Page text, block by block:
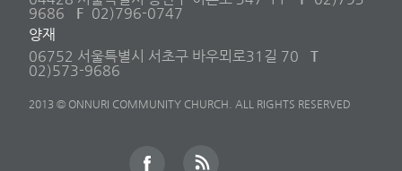
9686
F 02)796-0747
양재
06752 서울특별시 서초구 바우뫼로31길 70
T
02)573-9686
2013 © ONNURI COMMUNITY CHURCH. ALL RIGHTS RESERVED